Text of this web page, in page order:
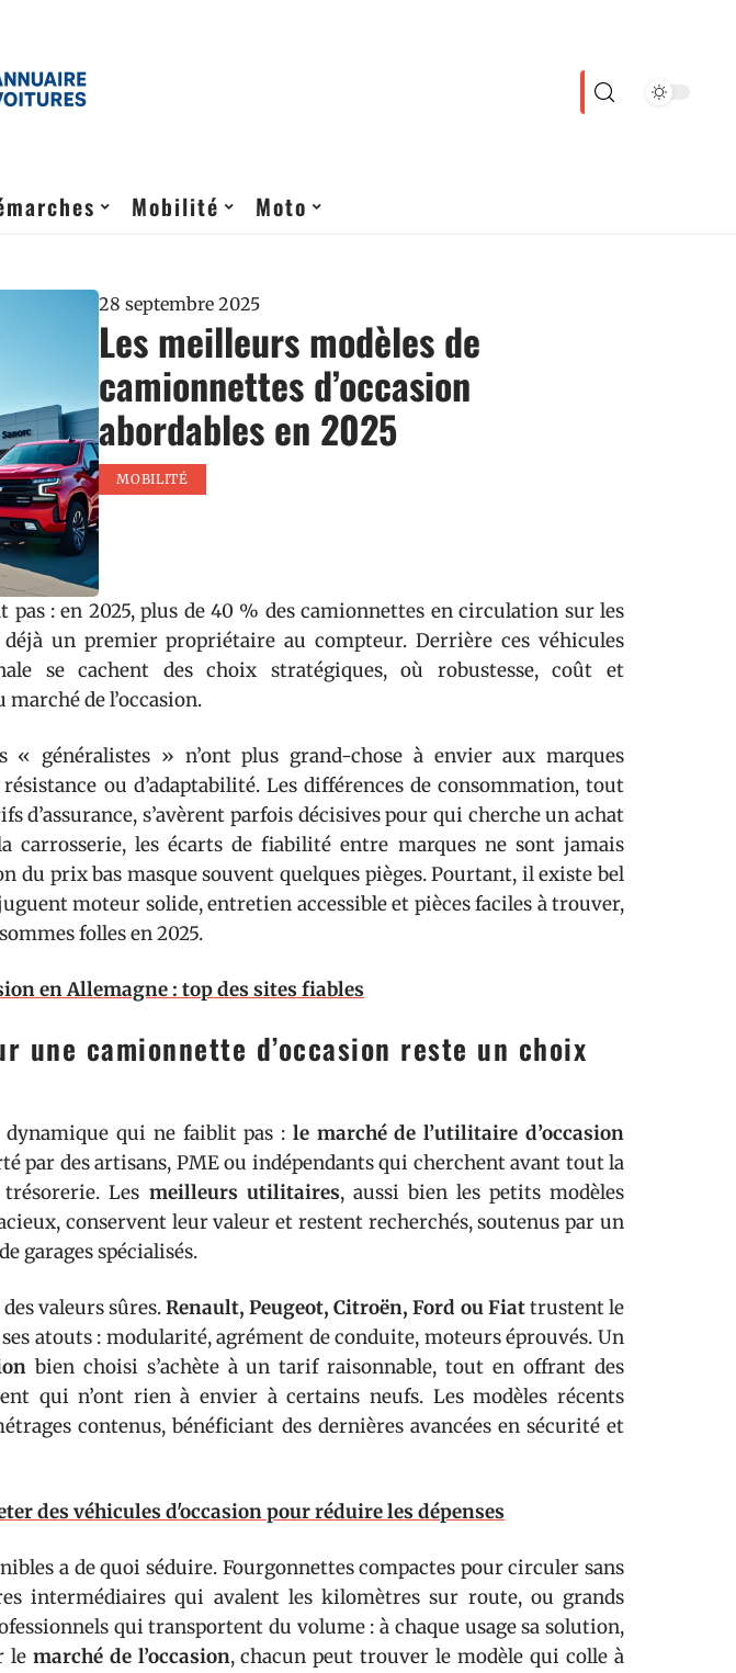
Mobilité Moto
28 septembre 2025
Les meilleurs modèles de
camionnettes d’occasion
abordables en 2025
MOBILITÉ
: en 2025, plus de 40 % des camionnettes en circulation sur les
un premier propriétaire au compteur. Derrière ces véhicules
se cachent des choix stratégiques, où robustesse, coût et
de l’occasion.
« généralistes » n’ont plus grand-chose à envier aux marques
ou d’adaptabilité. Les différences de consommation, tout
d’assurance, s’avèrent parfois décisives pour qui cherche un achat
carrosserie, les écarts de fiabilité entre marques ne sont jamais
du prix bas masque souvent quelques pièges. Pourtant, il existe bel
moteur solide, entretien accessible et pièces faciles à trouver,
folles en 2025.
en Allemagne : top des sites fiables
une camionnette d’occasion reste un choix
dynamique qui ne faiblit pas : le marché de l’utilitaire d’occasion
par des artisans, PME ou indépendants qui cherchent avant tout la
Les meilleurs utilitaires, aussi bien les petits modèles
conservent leur valeur et restent recherchés, soutenus par un
garages spécialisés.
valeurs sûres.Renault, Peugeot, Citroën, Ford ou Fiattrustent le
atouts : modularité, agrément de conduite, moteurs éprouvés. Un
bien choisi s’achète à un tarif raisonnable, tout en offrant des
qui n’ont rien à envier à certains neufs. Les modèles récents
contenus, bénéficiant des dernières avancées en sécurité et
des véhicules d'occasion pour réduire les dépenses
a de quoi séduire. Fourgonnettes compactes pour circuler sans
intermédiaires qui avalent les kilomètres sur route, ou grands
qui transportent du volume : à chaque usage sa solution,
le marché de l’occasion, chacun peut trouver le modèle qui colle à